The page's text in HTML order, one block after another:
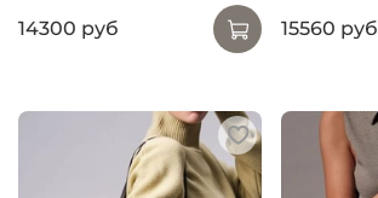
14300 руб
15560 руб